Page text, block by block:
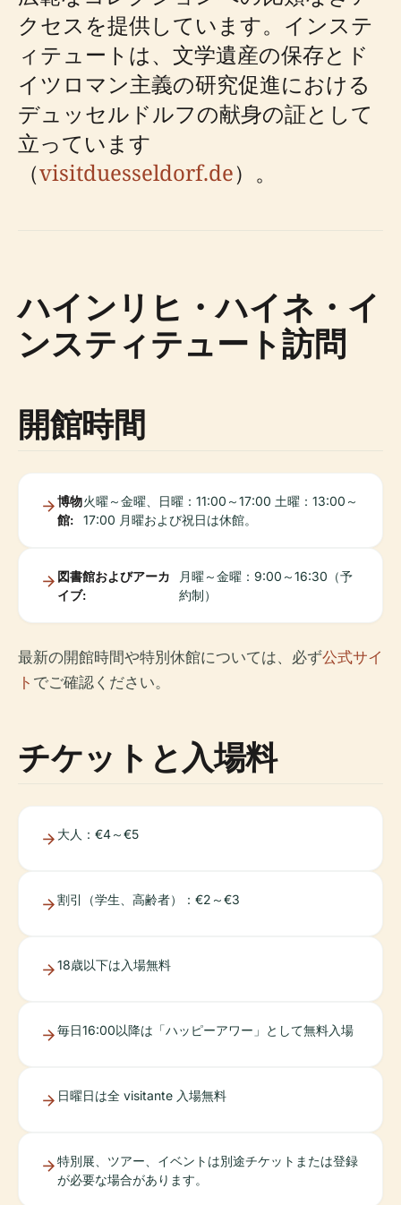
クセスを提供しています。インステ
ィテュートは、文学遺産の保存とド
イツロマン主義の研究促進における
デュッセルドルフの献身の証として
立っています
（visitduesseldorf.de）。
ハインリヒ・ハイネ・イ
ンスティテュート訪問
開館時間
博物
館:
火曜～金曜、日曜：11:00～17:00 土曜：13:00～
17:00 月曜および祝日は休館。
図書館およびアーカ
イブ:
月曜～金曜：9:00～16:30（予
約制）
最新の開館時間や特別休館については、必ず公式サイ
ト でご確認ください。
チケットと入場料
大人：€4～€5
割引（学生、高齢者）：€2～€3
18歳以下は入場無料
毎日16:00以降は「ハッピーアワー」として無料入場
日曜日は全 visitante 入場無料
特別展、ツアー、イベントは別途チケットまたは登録
が必要な場合があります。